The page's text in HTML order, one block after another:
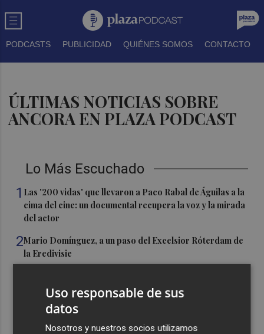
PODCASTS PUBLICIDAD QUIÉNES SOMOS CONTACTO
ÚLTIMAS NOTICIAS SOBRE
ANCORA EN PLAZA PODCAST
Lo Más Escuchado
1 Las '200 vidas' que llevaron a Paco Rabal de Águilas a la
cima del cine: un documental recupera la voz y la mirada
del actor
2Mario Domínguez, a un paso del Excelsior Róterdam de
la Eredivisie
en las fiestas para la Ufece y conciertos en valenciano
El Ibex 35 sube un 2% la primera semana de agosto tras
conquistar los históricos 20.000 puntos
Uso responsable de sus
datos
Nosotros y nuestros socios utilizamos